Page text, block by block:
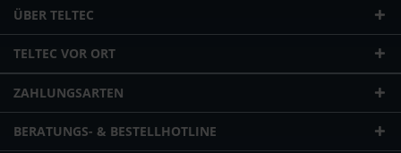
ÜBER TELTEC
TELTEC VOR ORT
ZAHLUNGSARTEN
BERATUNGS- & BESTELLHOTLINE